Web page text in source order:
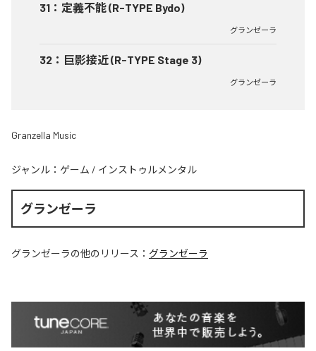
31 ： 定義不能 (R-TYPE Bydo)
グランゼーラ
32 ： 巨影接近 (R-TYPE Stage 3)
グランゼーラ
Granzella Music
ジャンル： ゲーム / インストゥルメンタル
グランゼーラ
グランゼーラの他のリリース： グランゼーラ